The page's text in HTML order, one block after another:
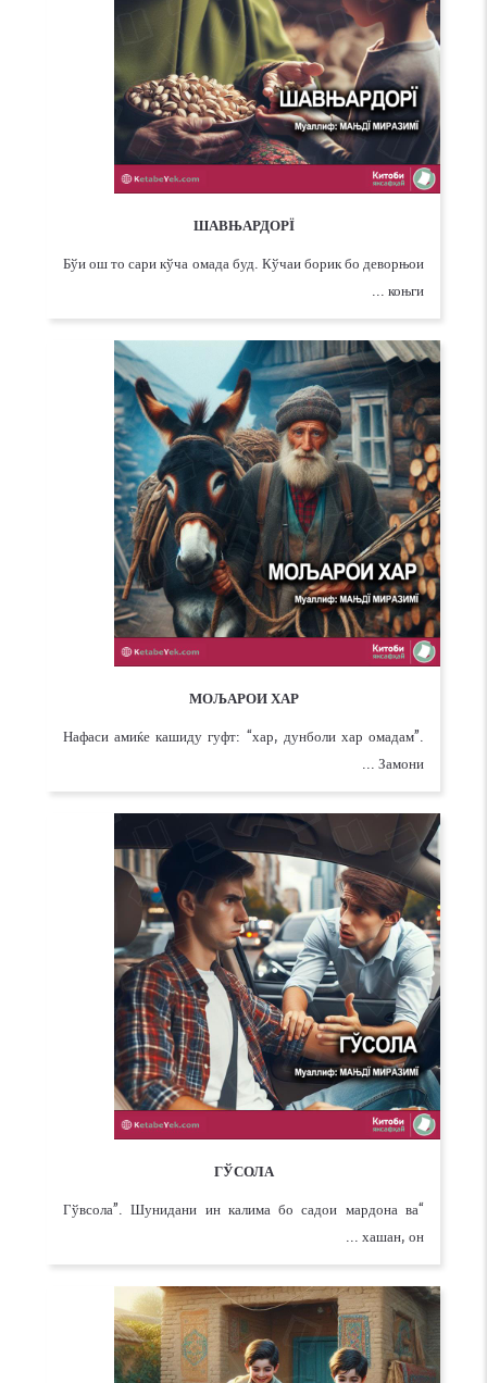
ШАВЊАРДОРЇ
Бўи ош то сари кўча омада буд. Кўчаи борик бо деворњои
коњги ...
МОЉАРОИ ХАР
Нафаси амиќе кашиду гуфт: “хар, дунболи хар омадам”.
Замони ...
ГЎСОЛА
“Гўвсола”. Шунидани ин калима бо садои мардона ва
хашан, он ...